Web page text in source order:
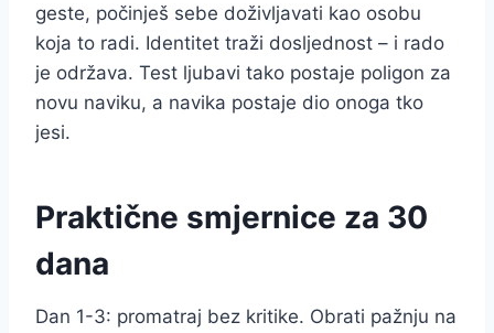
geste, počinješ sebe doživljavati kao osobu
koja to radi. Identitet traži dosljednost – i rado
je održava. Test ljubavi tako postaje poligon za
novu naviku, a navika postaje dio onoga tko
jesi.
Praktične smjernice za 30
dana
Dan 1-3: promatraj bez kritike. Obrati pažnju na